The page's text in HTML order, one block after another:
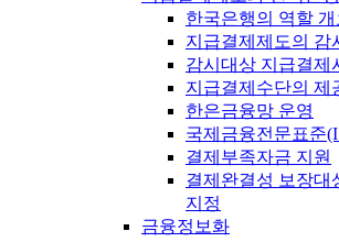
한국은행의 역할 개
지급결제제도의 감
감시대상 지급결제
지급결제수단의 제
한은금융망 운영
국제금융전문표준
결제부족자금 지원
결제완결성 보장대
지정
금융정보화